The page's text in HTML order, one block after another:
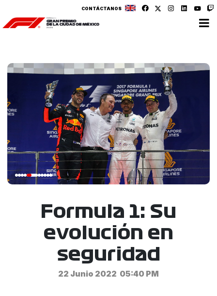
CONTÁCTANOS
Formula 1: Su
evolución en
seguridad
22 Junio 2022 05:40 PM